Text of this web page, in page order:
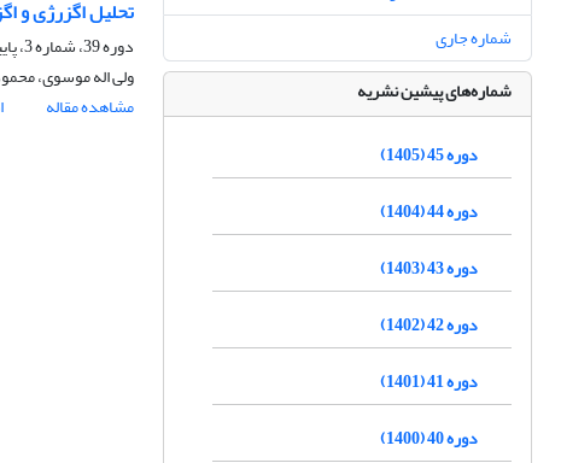
تحلیل اگزرژی و
دوره 39، شماره 3، پاییز 1399، صفحه
ولی اله موسوی،
مشاهده مقاله
شماره جاری
شماره‌های پیشین نشریه
دوره 45 (1405)
دوره 44 (1404)
دوره 43 (1403)
دوره 42 (1402)
دوره 41 (1401)
دوره 40 (1400)